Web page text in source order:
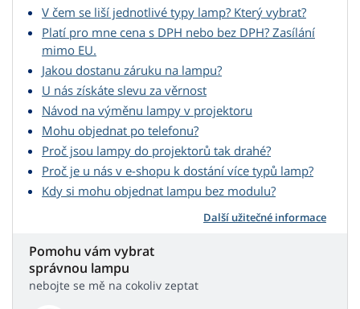
V čem se liší jednotlivé typy lamp? Který vybrat?
Platí pro mne cena s DPH nebo bez DPH? Zasílání
mimo EU.
Jakou dostanu záruku na lampu?
U nás získáte slevu za věrnost
Návod na výměnu lampy v projektoru
Mohu objednat po telefonu?
Proč jsou lampy do projektorů tak drahé?
Proč je u nás v e-shopu k dostání více typů lamp?
Kdy si mohu objednat lampu bez modulu?
Další užitečné informace
Pomohu vám vybrat
správnou lampu
nebojte se mě na cokoliv zeptat